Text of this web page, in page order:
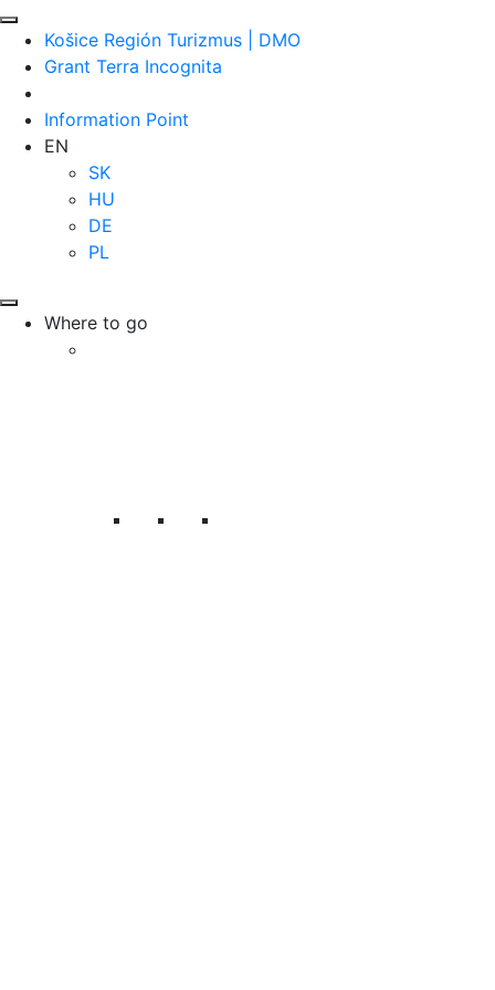
Košice Región Turizmus | DMO
Grant Terra Incognita
Information Point
EN
SK
HU
DE
PL
Where to go